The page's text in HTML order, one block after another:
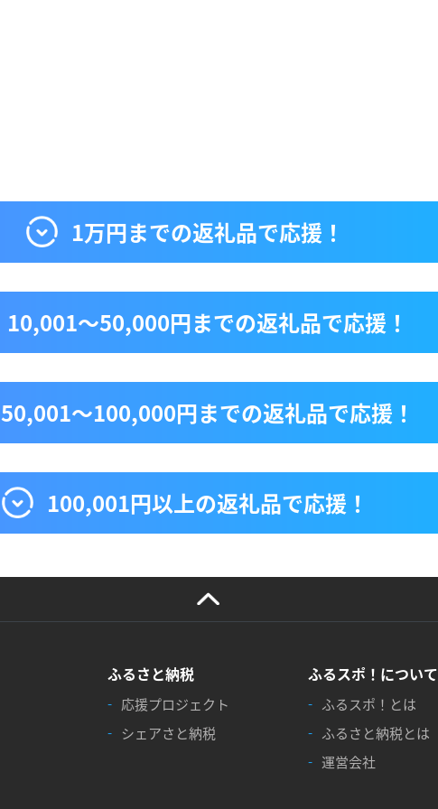
1万円までの返礼品で応援！
10,001〜50,000円までの返礼品で応援！
50,001〜100,000円までの返礼品で応援！
100,001円以上の返礼品で応援！
ふるさと納税
応援プロジェクト
シェアさと納税
ふるスポ！について
ふるスポ！とは
ふるさと納税とは
運営会社